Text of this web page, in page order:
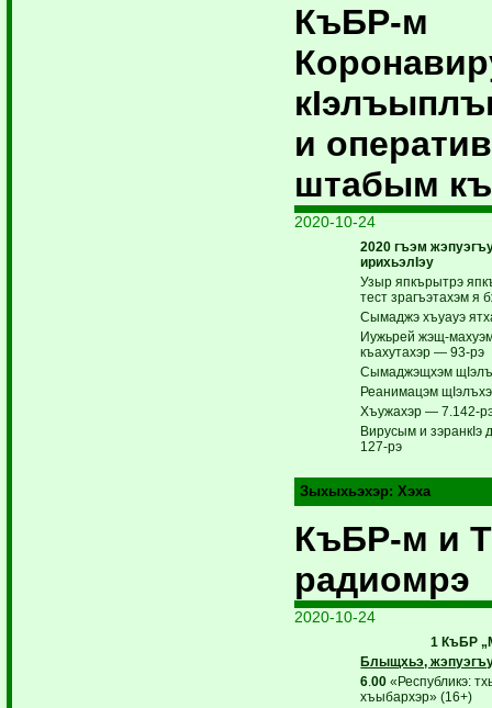
КъБР-м
и
штабым
2020-10-24
2020 гъэм
ирихьэлIэу
Узыр япкърытрэ
тест зрагъэтахэм
Сымаджэ хъуауэ
Иужьрей жэщ-
къахутахэр — 93-рэ
Сымаджэщхэм
Реанимацэм
Хъужахэр — 7.142-
Вирусым и
127-рэ
Зыхыхьэхэр:Хэха
КъБР-м и
радиомрэ
2020-10-24
1 КъБР
Блыщхьэ,
6.00 «Республикэ:
хъыбархэр» (16+)